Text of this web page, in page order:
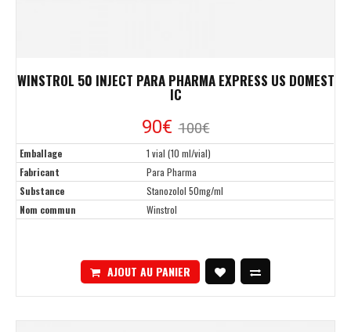
WINSTROL 50 INJECT PARA PHARMA EXPRESS US DOMEST
IC
90€ 100€
Emballage
1 vial (10 ml/vial)
Fabricant
Para Pharma
Substance
Stanozolol 50mg/ml
Nom commun
Winstrol
AJOUT AU PANIER